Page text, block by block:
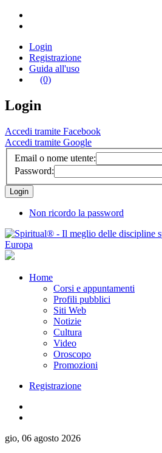
Login
Registrazione
Guida all'uso
(0)
Login
Accedi tramite Facebook
Accedi tramite Google
Email o nome utente:
Password:
Non ricordo la password
Home
Corsi e appuntamenti
Profili pubblici
Siti Web
Notizie
Cultura
Video
Oroscopo
Promozioni
Registrazione
gio, 06 agosto 2026